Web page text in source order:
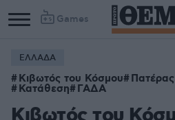
Games
Column
1
Column
2
ΕΛΛΑΔΑ
Κιβωτός του Κόσμου
Κατάθεση ΓΑΔΑ